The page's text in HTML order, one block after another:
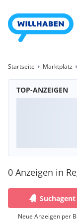
Startseite Marktplatz
TOP-ANZEIGEN
0 Anzeigen in
Neue Anzeigen per